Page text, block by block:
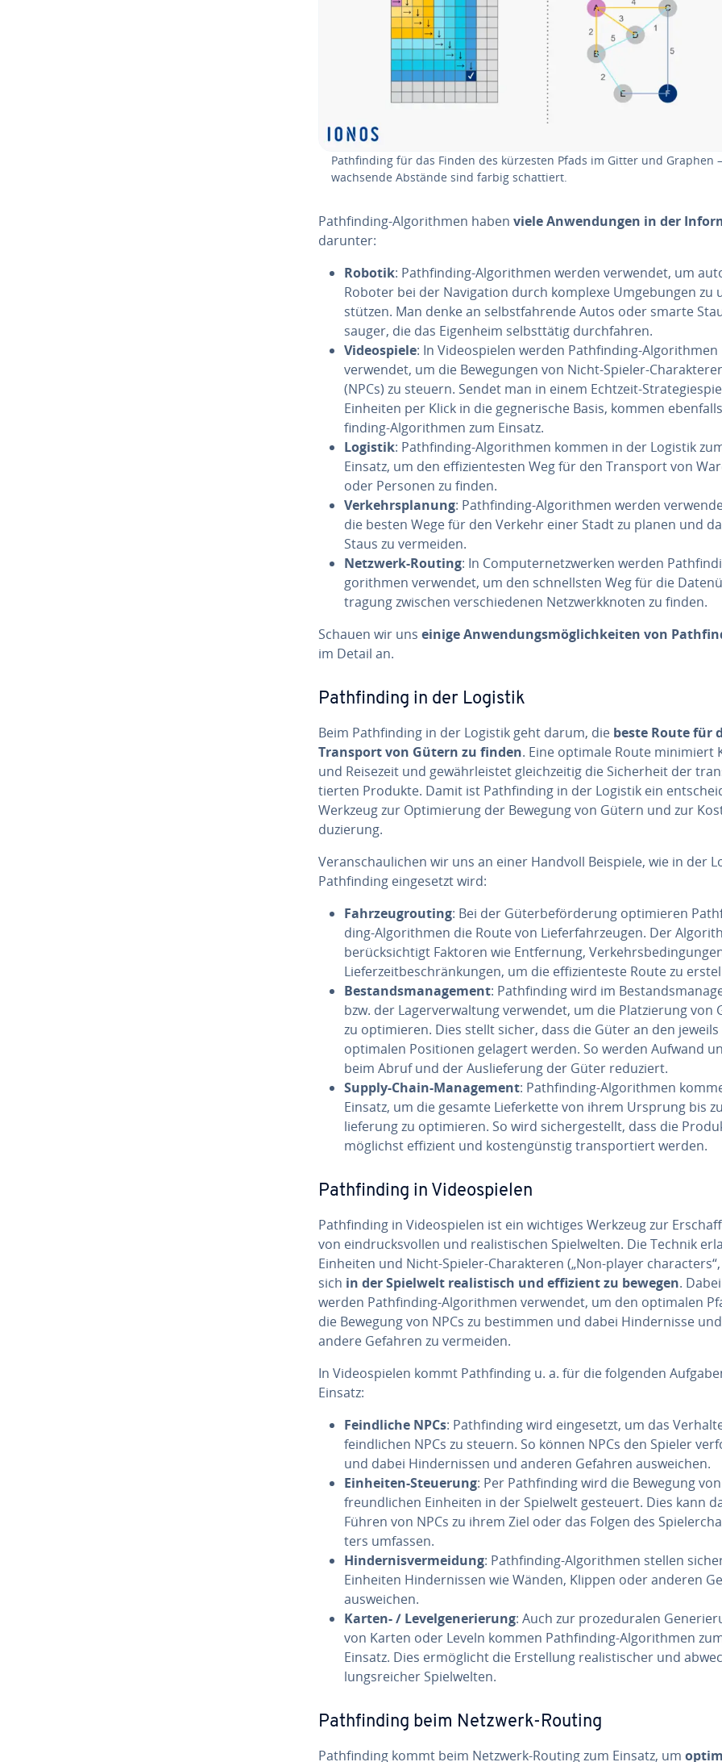
Path­fin­ding für das Finden des kürzesten Pfads im Gitter und Graphen –
wachsende Abstände sind farbig schat­tiert.
Path­fin­ding-Al­go­rith­men haben viele An­wen­dun­gen in der
darunter:
Robotik: Path­fin­ding-Al­go­rith­men werden verwendet, um
Roboter bei der Na­vi­ga­ti­on durch komplexe Um­ge­bun­gen
stüt­zen. Man denke an selbst­fah­ren­de Autos oder smarte
sauger, die das Eigenheim selbst­tä­tig durch­fah­ren.
Vi­deo­spie­le: In Vi­deo­spie­len werden Path­fin­ding-Al­go­rith­men
verwendet, um die Be­we­gun­gen von Nicht-Spieler-
(NPCs) zu steuern. Sendet man in einem Echtzeit-
Einheiten per Klick in die geg­ne­ri­sche Basis, kommen
fin­ding-Al­go­rith­men zum Einsatz.
Logistik: Path­fin­ding-Al­go­rith­men kommen in der Logistik
Einsatz, um den ef­fi­zi­en­tes­ten Weg für den Transport von
oder Personen zu finden.
Ver­kehrs­pla­nung: Path­fin­ding-Al­go­rith­men werden
die besten Wege für den Verkehr einer Stadt zu planen und
Staus zu vermeiden.
Netzwerk-Routing: In Com­pu­ter­netz­wer­ken werden
go­rith­men verwendet, um den schnells­ten Weg für die
tra­gung zwischen ver­schie­de­nen Netz­werk­kno­ten zu finden.
Schauen wir uns einige An­wen­dungs­mög­lich­kei­ten von
im Detail an.
Path­fin­ding in der Logistik
Beim Path­fin­ding in der Logistik geht darum, die beste Route für
Transport von Gütern zu finden. Eine optimale Route minimiert
und Reisezeit und ge­währ­leis­tet gleich­zei­tig die Si­cher­heit der
tier­ten Produkte. Damit ist Path­fin­ding in der Logistik ein
Werkzeug zur Op­ti­mie­rung der Bewegung von Gütern und zur
du­zie­rung.
Ver­an­schau­li­chen wir uns an einer Handvoll Beispiele, wie in der
Path­fin­ding ein­ge­setzt wird:
Fahr­zeug­rou­ting: Bei der Gü­ter­be­för­de­rung op­ti­mie­ren
ding-Al­go­rith­men die Route von Lie­fer­fahr­zeu­gen. Der
be­rück­sich­tigt Faktoren wie Ent­fer­nung,
Lie­fer­zeit­be­schrän­kun­gen, um die ef­fi­zi­en­tes­te Route zu
Be­stands­ma­nage­ment: Path­fin­ding wird im
bzw. der La­ger­ver­wal­tung verwendet, um die Plat­zie­rung von
zu op­ti­mie­ren. Dies stellt sicher, dass die Güter an den jeweils
optimalen Po­si­tio­nen gelagert werden. So werden Aufwand
beim Abruf und der Aus­lie­fe­rung der Güter reduziert.
Supply-Chain-Ma­nage­ment: Path­fin­ding-Al­go­rith­men
Einsatz, um die gesamte Lie­fer­ket­te von ihrem Ursprung bis
lie­fe­rung zu op­ti­mie­ren. So wird si­cher­ge­stellt, dass die
möglichst effizient und kos­ten­güns­tig trans­por­tiert werden.
Path­fin­ding in Vi­deo­spie­len
Path­fin­ding in Vi­deo­spie­len ist ein wichtiges Werkzeug zur
von ein­drucks­vol­len und rea­lis­ti­schen Spiel­wel­ten. Die Technik
Einheiten und Nicht-Spieler-Cha­rak­te­ren („Non-player cha­rac­ters“,
sich in der Spielwelt rea­lis­tisch und effizient zu bewegen. Dabei
werden Path­fin­ding-Al­go­rith­men verwendet, um den optimalen
die Bewegung von NPCs zu bestimmen und dabei Hin­der­nis­se und
andere Gefahren zu vermeiden.
In Vi­deo­spie­len kommt Path­fin­ding u. a. für die folgenden
Einsatz:
Feind­li­che NPCs: Path­fin­ding wird ein­ge­setzt, um das
feind­li­chen NPCs zu steuern. So können NPCs den Spieler
und dabei Hin­der­nis­sen und anderen Gefahren aus­wei­chen.
Einheiten-Steuerung: Per Path­fin­ding wird die Bewegung von
freund­li­chen Einheiten in der Spielwelt gesteuert. Dies kann
Führen von NPCs zu ihrem Ziel oder das Folgen des
ters umfassen.
Hin­der­nis­ver­mei­dung: Path­fin­ding-Al­go­rith­men stellen
Einheiten Hin­der­nis­sen wie Wänden, Klippen oder anderen
aus­wei­chen.
Karten- / Le­vel­ge­nerie­rung: Auch zur pro­ze­du­ra­len
von Karten oder Leveln kommen Path­fin­ding-Al­go­rith­men
Einsatz. Dies er­mög­licht die Er­stel­lung rea­lis­ti­scher und
lungs­rei­cher Spiel­wel­ten.
Path­fin­ding beim Netzwerk-Routing
Path­fin­ding kommt beim Netzwerk-Routing zum Einsatz, um